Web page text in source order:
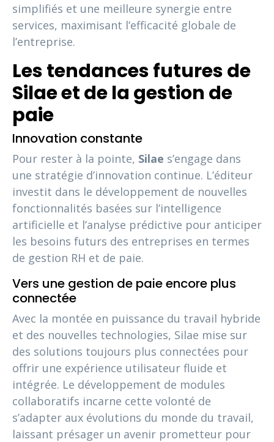
simplifiés et une meilleure synergie entre
services, maximisant l’efficacité globale de
l’entreprise.
Les tendances futures de
Silae et de la gestion de
paie
Innovation constante
Pour rester à la pointe, Silae s’engage dans
une stratégie d’innovation continue. L’éditeur
investit dans le développement de nouvelles
fonctionnalités basées sur l’intelligence
artificielle et l’analyse prédictive pour anticiper
les besoins futurs des entreprises en termes
de gestion RH et de paie.
Vers une gestion de paie encore plus
connectée
Avec la montée en puissance du travail hybride
et des nouvelles technologies, Silae mise sur
des solutions toujours plus connectées pour
offrir une expérience utilisateur fluide et
intégrée. Le développement de modules
collaboratifs incarne cette volonté de
s’adapter aux évolutions du monde du travail,
laissant présager un avenir prometteur pour